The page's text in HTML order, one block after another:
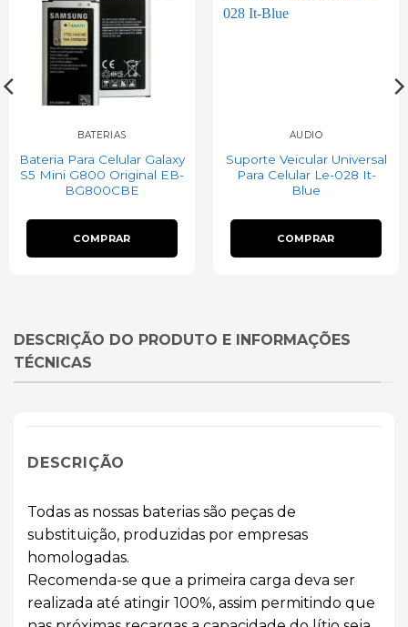
wishlist
BATERIAS
Bateria Para Celular Galaxy
S5 Mini G800 Original EB-
BG800CBE
COMPRAR
ÁUDIO
Suporte Veicular Universal
Para Celular Le-028 It-
Blue
COMPRAR
DESCRIÇÃO DO PRODUTO E INFORMAÇÕES
TÉCNICAS
DESCRIÇÃO
Todas as nossas baterias são peças de
substituição, produzidas por empresas
homologadas.
Recomenda-se que a primeira carga deva ser
realizada até atingir 100%, assim permitindo que